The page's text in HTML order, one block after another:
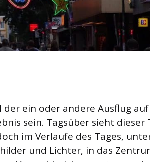
ein oder andere Ausflug
sein. Tagsüber sieht dieser
im Verlaufe des Tages,
und Lichter, in das